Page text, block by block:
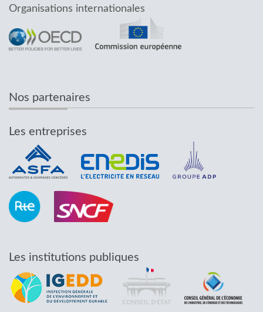
Organisations internationales
Nos partenaires
Les entreprises
Les institutions publiques